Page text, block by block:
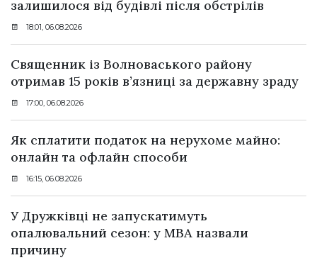
залишилося від будівлі після обстрілів
18:01, 06.08.2026
Священник із Волноваського району
отримав 15 років в’язниці за державну зраду
17:00, 06.08.2026
Як сплатити податок на нерухоме майно:
онлайн та офлайн способи
16:15, 06.08.2026
У Дружківці не запускатимуть
опалювальний сезон: у МВА назвали
причину